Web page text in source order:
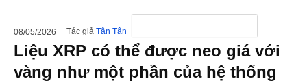
08/05/2026 Tác giả Tân Tân
Liệu XRP có thể được neo giá với
vàng như một phần của hệ thống